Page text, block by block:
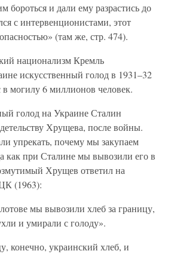
бороться и дали ему разрастись до
с интервенционистами, этот
(там же, стр. 474).
национализм Кремль
искусственный голод в 1931–32
в могилу 6 миллионов человек.
голод на Украине Сталин
Хрущева, после войны.
упрекать, почему мы закупаем
как при Сталине мы вывозили его в
Хрущев ответил на
(1963):
мы вывозили хлеб за границу,
и умирали с голоду».
конечно, украинский хлеб, и